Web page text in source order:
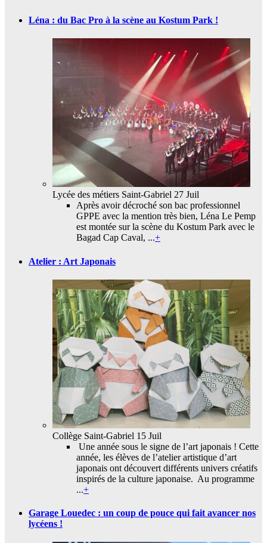
Léna : du Bac Pro à la scène au Kostum Park !
Lycée des métiers Saint-Gabriel 27 Juil
Après avoir décroché son bac professionnel
GPPE avec la mention très bien, Léna Le Pemp
est montée sur la scène du Kostum Park avec le
Bagad Cap Caval, ...+
Atelier : Art Japonais
Collège Saint-Gabriel 15 Juil
Une année sous le signe de l’art japonais ! Cette
année, les élèves de l’atelier artistique d’art
japonais ont découvert différents univers créatifs
inspirés de la culture japonaise. Au programme
...+
Garage Louedec : un coup de pouce qui fait avancer nos
lycéens !